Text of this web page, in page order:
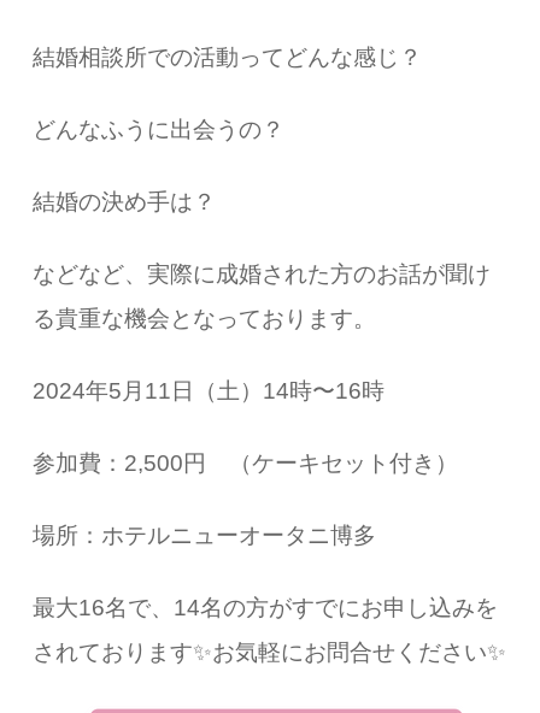
結婚相談所での活動ってどんな感じ？
どんなふうに出会うの？
結婚の決め手は？
などなど、実際に成婚された方のお話が聞け
る貴重な機会となっております。
2024年5月11日（土）14時〜16時
参加費：2,500円 （ケーキセット付き）
場所：ホテルニューオータニ博多
最大16名で、14名の方がすでにお申し込みを
されております✨お気軽にお問合せください✨